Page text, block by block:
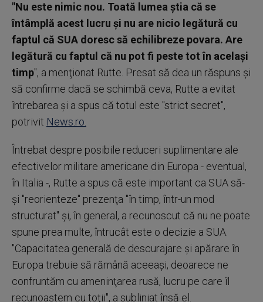
"Nu este nimic nou. Toată lumea ştia că se
întâmplă acest lucru şi nu are nicio legătură cu
faptul că SUA doresc să echilibreze povara. Are
legătură cu faptul că nu pot fi peste tot în acelaşi
timp", a menţionat Rutte. Presat să dea un răspuns şi
să confirme dacă se schimbă ceva, Rutte a evitat
întrebarea şi a spus că totul este "strict secret",
potrivit News.ro.
Întrebat despre posibile reduceri suplimentare ale
efectivelor militare americane din Europa - eventual,
în Italia -, Rutte a spus că este important ca SUA să-
şi "reorienteze" prezenţa "în timp, într-un mod
structurat" şi, în general, a recunoscut că nu ne poate
spune prea multe, întrucât este o decizie a SUA.
"Capacitatea generală de descurajare şi apărare în
Europa trebuie să rămână aceeaşi, deoarece ne
confruntăm cu ameninţarea rusă, lucru pe care îl
recunoaştem cu toţii", a subliniat însă el.